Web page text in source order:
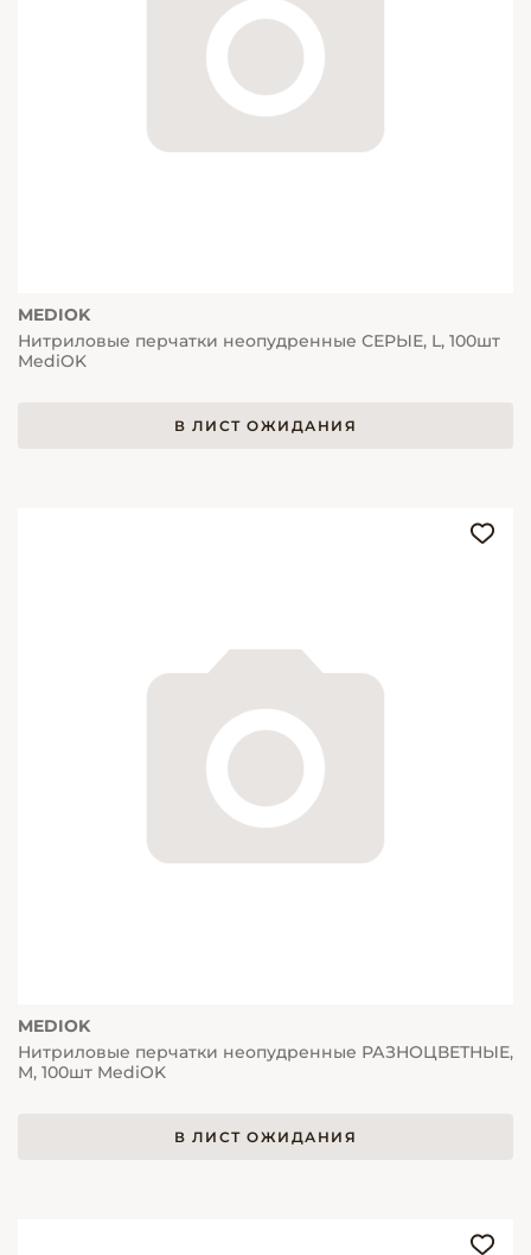
MEDIOK
Нитриловые перчатки неопудренные СЕРЫЕ, L, 100шт
MediOK
В ЛИСТ ОЖИДАНИЯ
MEDIOK
Нитриловые перчатки неопудренные РАЗНОЦВЕТНЫЕ,
M, 100шт MediOK
В ЛИСТ ОЖИДАНИЯ